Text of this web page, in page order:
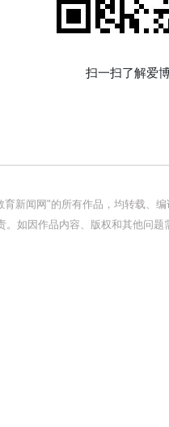
扫一扫了解爱博
育新闻网"的所有作品，均转载、
。如因作品内容、版权和其他问